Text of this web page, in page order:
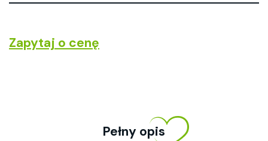
Zapytaj o cenę
Pełny opis